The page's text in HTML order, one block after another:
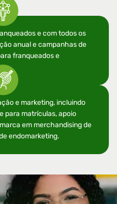
e com todos os
anual e campanhas de
franqueados e
e marketing, incluindo
para matrículas, apoio
em merchandising de
endomarketing.